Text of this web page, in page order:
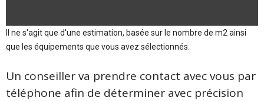
Il ne s'agit que d'une estimation, basée sur le nombre de m2 ainsi
que les équipements que vous avez sélectionnés.
Un conseiller va prendre contact avec vous par
téléphone afin de déterminer avec précision